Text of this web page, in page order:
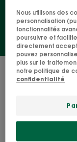
2 résultats
et
Nous utilisons des
personnalisation
fonctionnalités
poursuivre et
directement
pouvez
plus sur le
notre politique de
confidentialité